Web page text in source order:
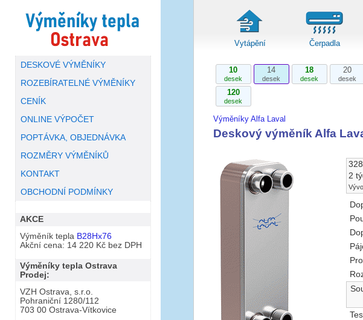
DESKOVÉ VÝMĚNÍKY
ROZEBÍRATELNÉ VÝMĚNÍKY
CENÍK
ONLINE VÝPOČET
POPTÁVKA, OBJEDNÁVKA
ROZMĚRY VÝMĚNÍKŮ
KONTAKT
OBCHODNÍ PODMÍNKY
AKCE
Výměník tepla B28Hx76
Akční cena: 14 220 Kč bez DPH
Výměníky tepla Ostrava
Prodej:
VZH Ostrava, s.r.o.
Pohraniční 1280/112
703 00 Ostrava-Vítkovice
Vytápění Čerpadla
10
desek
14
desek
18
desek
20
desek
120
desek
Výměníky Alfa Laval
Deskový výměník Alfa
2